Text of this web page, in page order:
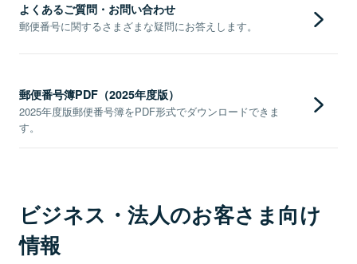
よくあるご質問・お問い合わせ
郵便番号に関するさまざまな疑問にお答えします。
郵便番号簿PDF（2025年度版）
2025年度版郵便番号簿をPDF形式でダウンロードできま
す。
ビジネス・法人のお客さま向け
情報